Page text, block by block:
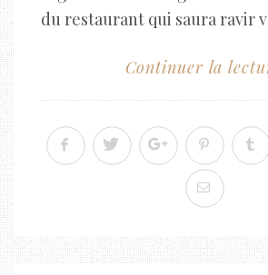
du restaurant qui saura ravir
Continuer la